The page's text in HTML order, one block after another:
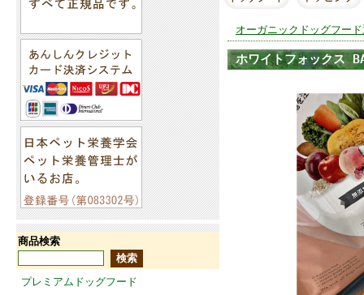
商品検索
プレミアムドッグフード
オーガニックドッグフー
ホワイトフォックス